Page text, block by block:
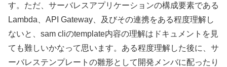
す。ただ、サーバレスアプリケーションの構成要素である
Lambda、API Gateway、及びその連携をある程度理解し
ないと、sam cliのtemplate内容の理解はドキュメントを見
ても難しいかなって思います。ある程度理解した後に、サ
ーバレステンプレートの雛形として開発メンバに配ったり